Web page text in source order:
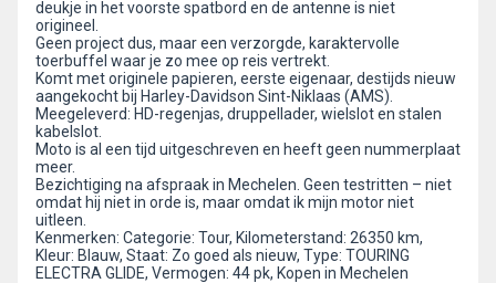
deukje in het voorste spatbord en de antenne is niet
origineel.
Geen project dus, maar een verzorgde, karaktervolle
toerbuffel waar je zo mee op reis vertrekt.
Komt met originele papieren, eerste eigenaar, destijds nieuw
aangekocht bij Harley-Davidson Sint-Niklaas (AMS).
Meegeleverd: HD-regenjas, druppellader, wielslot en stalen
kabelslot.
Moto is al een tijd uitgeschreven en heeft geen nummerplaat
meer.
Bezichtiging na afspraak in Mechelen. Geen testritten – niet
omdat hij niet in orde is, maar omdat ik mijn motor niet
uitleen.
Kenmerken: Categorie: Tour, Kilometerstand: 26350 km,
Kleur: Blauw, Staat: Zo goed als nieuw, Type: TOURING
ELECTRA GLIDE, Vermogen: 44 pk, Kopen in Mechelen